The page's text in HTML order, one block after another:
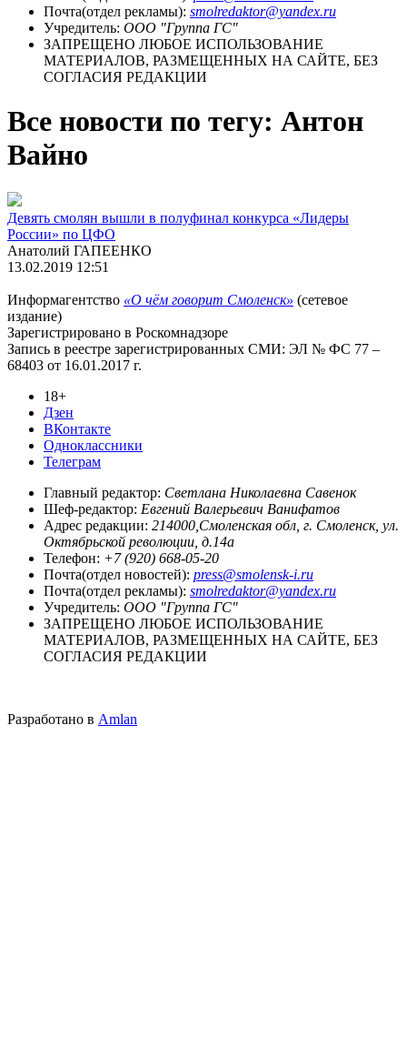
Почта(отдел рекламы): smolredaktor@yandex.ru
Учредитель: ООО "Группа ГС"
ЗАПРЕЩЕНО ЛЮБОЕ ИСПОЛЬЗОВАНИЕ
МАТЕРИАЛОВ, РАЗМЕЩЕННЫХ НА САЙТЕ, БЕЗ
СОГЛАСИЯ РЕДАКЦИИ
Все новости по тегу: Антон
Вайно
Девять смолян вышли в полуфинал конкурса «Лидеры
России» по ЦФО
Анатолий ГАПЕЕНКО
13.02.2019 12:51
Информагентство «О чём говорит Смоленск» (сетевое
издание)
Зарегистрировано в Роскомнадзоре
Запись в реестре зарегистрированных СМИ: ЭЛ № ФС 77 –
68403 от 16.01.2017 г.
18+
Дзен
ВКонтакте
Одноклассники
Телеграм
Главный редактор: Светлана Николаевна Савенок
Шеф-редактор: Евгений Валерьевич Ванифатов
Адрес редакции: 214000,Смоленская обл, г. Смоленск, ул.
Октябрьской революции, д.14а
Телефон: +7 (920) 668-05-20
Почта(отдел новостей): press@smolensk-i.ru
Почта(отдел рекламы): smolredaktor@yandex.ru
Учредитель: ООО "Группа ГС"
ЗАПРЕЩЕНО ЛЮБОЕ ИСПОЛЬЗОВАНИЕ
МАТЕРИАЛОВ, РАЗМЕЩЕННЫХ НА САЙТЕ, БЕЗ
СОГЛАСИЯ РЕДАКЦИИ
Разработано в Amlan